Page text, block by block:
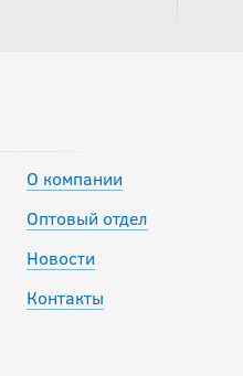
Коньки BAUER S26
SUPREME F30
SKATE SR
39 990руб.
О компании
Оптовый отдел
Новости
Контакты